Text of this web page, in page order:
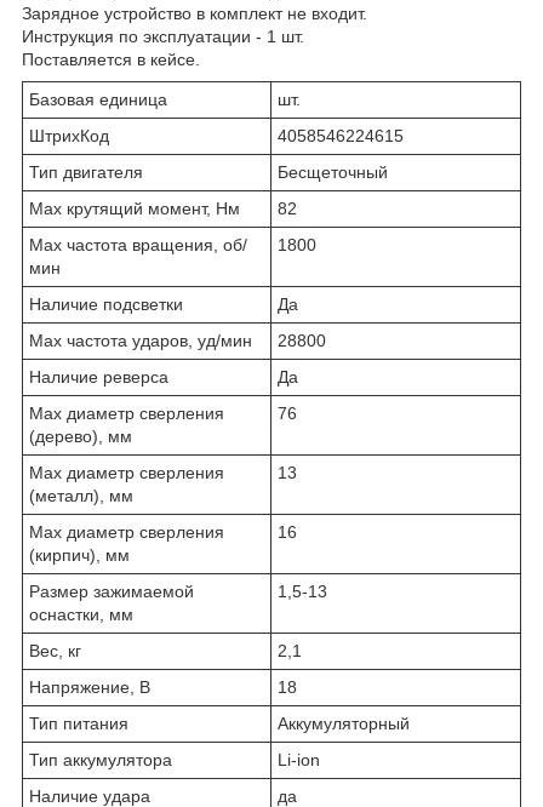
Зарядное устройство в комплект не входит.
Инструкция по эксплуатации - 1 шт.
Поставляется в кейсе.
Базовая единица
шт.
ШтрихКод
4058546224615
Тип двигателя
Бесщеточный
Max крутящий момент, Нм
82
Max частота вращения, об/
мин
1800
Наличие подсветки
Да
Max частота ударов, уд/мин
28800
Наличие реверса
Да
Max диаметр сверления
(дерево), мм
76
Max диаметр сверления
(металл), мм
13
Мах диаметр сверления
(кирпич), мм
16
Размер зажимаемой
оснастки, мм
1,5-13
Вес, кг
2,1
Напряжение, В
18
Тип питания
Аккумуляторный
Тип аккумулятора
Li-ion
Наличие удара
да